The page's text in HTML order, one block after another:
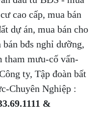
cao cấp, mua bán
dự án, mua bán cho
bđs nghỉ dưỡng,
tham mưu-cố vấn-
ty, Tập đoàn bất
Chuyên Nghiệp :
&